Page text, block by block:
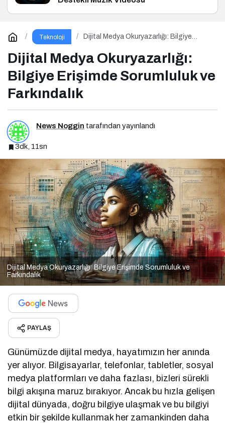
Teknoloji
Dijital Medya Okuryazarlığı: Bilgiye
Dijital Medya Okuryazarlığı:
Bilgiye Erişimde Sorumluluk ve
Farkındalık
News Noggin tarafından yayınlandı
3dk, 11sn
Dijital Medya Okuryazarlığı: Bilgiye Erişimde Sorumluluk ve
Farkındalık
PAYLAŞ
Günümüzde dijital medya, hayatımızın her anında
yer alıyor. Bilgisayarlar, telefonlar, tabletler, sosyal
medya platformları ve daha fazlası, bizleri sürekli
bilgi akışına maruz bırakıyor. Ancak bu hızla gelişen
dijital dünyada, doğru bilgiye ulaşmak ve bu bilgiyi
etkin bir şekilde kullanmak her zamankinden daha